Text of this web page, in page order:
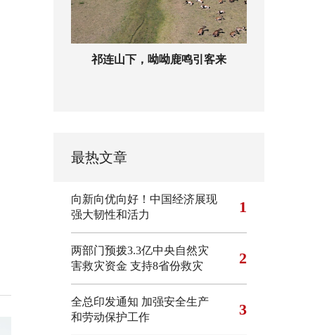
祁连山下，呦呦鹿鸣引客来
最热文章
向新向优向好！中国经济展现
强大韧性和活力
1
两部门预拨3.3亿中央自然灾
害救灾资金 支持8省份救灾
2
全总印发通知 加强安全生产
和劳动保护工作
3